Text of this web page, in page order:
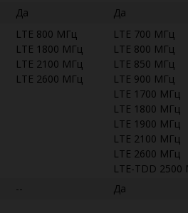
Да
Да
LTE 800 МГц
LTE 1800 МГц
LTE 2100 МГц
LTE 2600 МГц
LTE 700 МГц
LTE 800 МГц
LTE 850 МГц
LTE 900 МГц
LTE 1700 МГц
LTE 1800 МГц
LTE 1900 МГц
LTE 2100 МГц
LTE 2600 МГц
LTE-TDD 2500
-- Да